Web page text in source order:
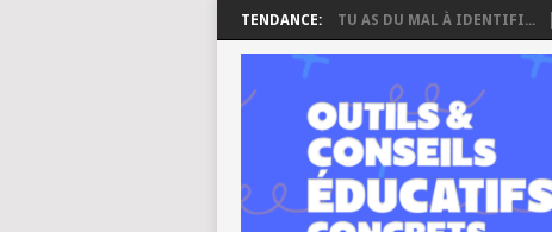
TENDANCE: TU AS DU MAL À IDENTIFI...